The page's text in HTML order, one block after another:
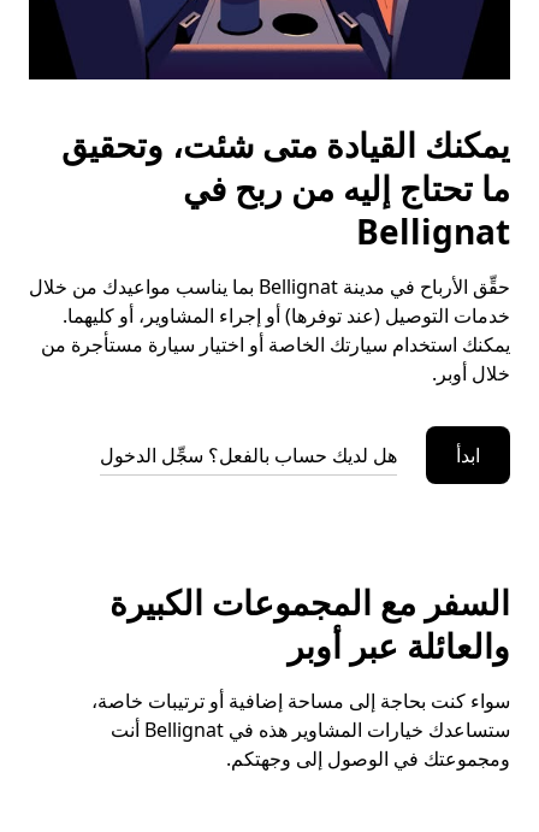
يمكنك القيادة متى شئت، وتحقيق
ما تحتاج إليه من ربح في
Bellignat
حقِّق الأرباح في مدينة Bellignat بما يناسب مواعيدك من خلال
خدمات التوصيل (عند توفرها) أو إجراء المشاوير، أو كليهما.
يمكنك استخدام سيارتك الخاصة أو اختيار سيارة مستأجرة من
خلال أوبر.
ابدأ هل لديك حساب بالفعل؟ سجِّل الدخول
السفر مع المجموعات الكبيرة
والعائلة عبر أوبر
سواء كنت بحاجة إلى مساحة إضافية أو ترتيبات خاصة،
ستساعدك خيارات المشاوير هذه في Bellignat أنت
ومجموعتك في الوصول إلى وجهتكم.